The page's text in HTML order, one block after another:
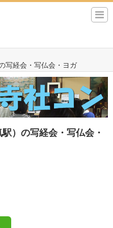
写経会・写仏会・ヨガ
）の写経会・写仏会・